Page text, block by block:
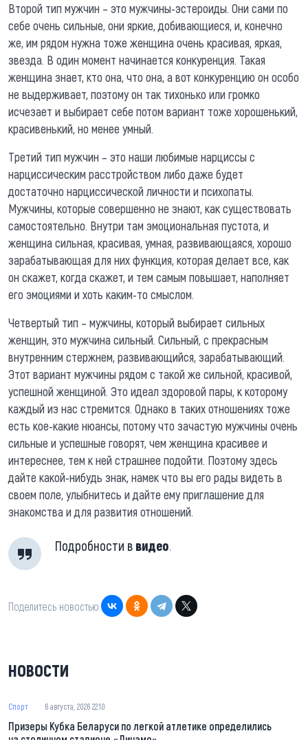
Второй тип мужчин – это мужчины-эстероиды. Они сами по
себе очень сильные, они яркие, добивающиеся, и, конечно
же, им рядом нужна тоже женщина очень красивая, яркая,
звезда. В один момент начинается конкуренция. Такая
женщина знает, кто она, что она, а вот конкуренцию он особо
не выдерживает, поэтому он так тихонько или громко
исчезает и выбирает себе потом вариант тоже хорошенький,
красивенький, но менее умный.
Третий тип мужчин – это наши любимые нарциссы с
нарциссическим расстройством либо даже будет
достаточно нарциссической личности и психопаты.
Мужчины, которые совершенно не знают, как существовать
самостоятельно. Внутри там эмоциональная пустота, и
женщина сильная, красивая, умная, развивающаяся, хорошо
зарабатывающая для них функция, которая делает все, как
он скажет, когда скажет, и тем самым повышает, наполняет
его эмоциями и хоть каким-то смыслом.
Четвертый тип – мужчины, который выбирает сильных
женщин, это мужчина сильный. Сильный, с прекрасным
внутренним стержнем, развивающийся, зарабатывающий.
Этот вариант мужчины рядом с такой же сильной, красивой,
успешной женщиной. Это идеал здоровой пары, к которому
каждый из нас стремится. Однако в таких отношениях тоже
есть кое-какие нюансы, потому что зачастую мужчины очень
сильные и успешные говорят, чем женщина красивее и
интереснее, тем к ней страшнее подойти. Поэтому здесь
дайте какой-нибудь знак, намек что вы его рады видеть в
своем поле, улыбнитесь и дайте ему приглашение для
знакомства и для развития отношений.
Подробности в видео.
Поделитесь новостью:
НОВОСТИ
Спорт 6 августа, 2026 22:10
Призеры Кубка Беларуси по легкой атлетике определились